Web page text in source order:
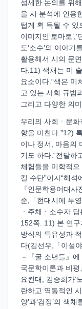
섬세한 논의를 위
을 시 분석에 인용
텁게 획 득될 수 있
이미지인‘토마토’,‘
도‘소수’의 이야기
활용해서 시의 문
다.11) 색채는 미
요소이다.“색은 미
고 있는 사회 규범
그리고 다양한 의
우리의 사회ㆍ문
향을 미친다.”12)
이나 정서, 마음의
기도 하다.“전달하
체험들을 미학적
킬 수단”이자“해석
『인문학용어대
준,「현대시에 투
ㆍ주체ㆍ소수자
152쪽. 11) 본 연구
방식의 특유성과
다(김선우,「이설
－『굴 소년들』
국문학이론과 비
요컨대, 김승희가‘
란하고 역동적인
양’과‘검정’의 색